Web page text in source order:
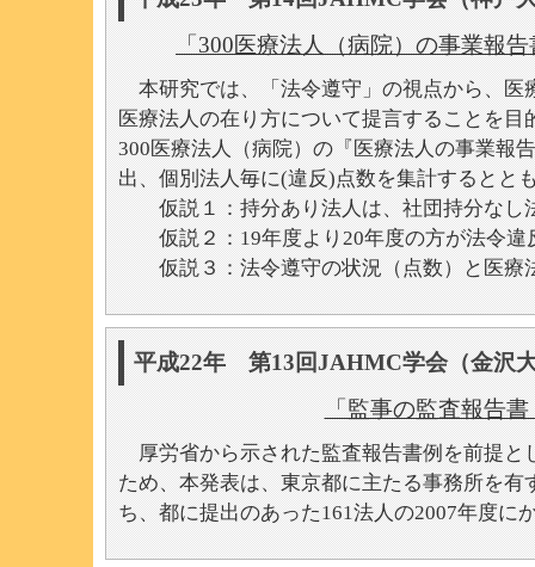
「300医療法人（病院）の事業報
本研究では、「法令遵守」の視点から、医
医療法人の在り方について提言することを
300医療法人（病院）の『医療法人の事業報
出、個別法人毎に(違反)点数を集計するとと
仮説１：持分あり法人は、社団持分なし
仮説２：19年度より20年度の方が法令違
仮説３：法令遵守の状況（点数）と医療法
平成22年 第13回JAHMC学会（
「監事の監査報告
厚労省から示された監査報告書例を前提と
ため、本発表は、東京都に主たる事務所を
ち、都に提出のあった161法人の2007年度に